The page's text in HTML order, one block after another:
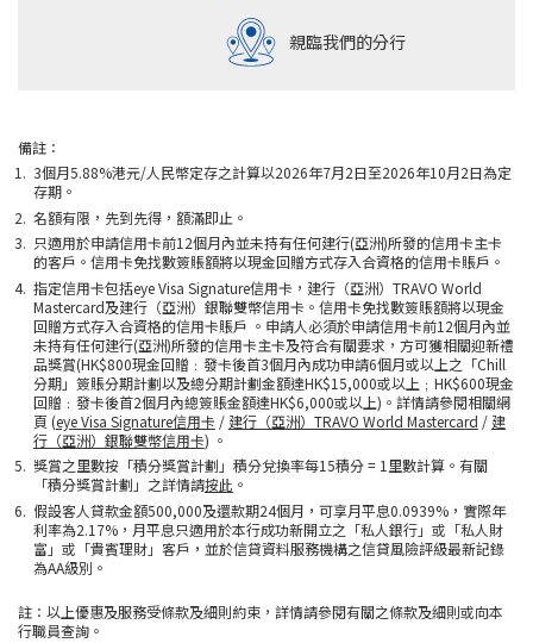
親臨我們的分行
備註：
3個月5.88%港元/人民幣定存之計算以2026年7月2日至2026年10月2日為定
存期。
名額有限，先到先得，額滿即止。
只適用於申請信用卡前12個月內並未持有任何建行(亞洲)所發的信用卡主卡
的客戶。信用卡免找數簽賬額將以現金回贈方式存入合資格的信用卡賬戶。
指定信用卡包括eye Visa Signature信用卡，建行（亞洲）TRAVO World
Mastercard及建行（亞洲）銀聯雙幣信用卡。信用卡免找數簽賬額將以現金
回贈方式存入合資格的信用卡賬戶 。申請人必須於申請信用卡前12個月內並
未持有任何建行(亞洲)所發的信用卡主卡及符合有關要求，方可獲相關迎新禮
品獎賞(HK$800現金回贈﹕發卡後首3個月內成功申請6個月或以上之「Chill
分期」簽賬分期計劃以及總分期計劃金額達HK$15,000或以上﹔HK$600現金
回贈﹕發卡後首2個月內總簽賬金額達HK$6,000或以上)。詳情請參閱相關網
頁 (eye Visa Signature信用卡 / 建行（亞洲）TRAVO World Mastercard / 建
行（亞洲）銀聯雙幣信用卡) 。
獎賞之里數按「積分獎賞計劃」積分兌換率每15積分 = 1里數計算。有關
「積分獎賞計劃」之詳情請按此 。
假設客人貸款金額500,000及還款期24個月，可享月平息0.0939%，實際年
利率為2.17%，月平息只適用於本行成功新開立之「私人銀行」或「私人財
富」或「貴賓理財」客戶，並於信貸資料服務機構之信貸風險評級最新記錄
為AA級別。
註：以上優惠及服務受條款及細則約束，詳情請參閱有關之條款及細則或向本
行職員查詢。